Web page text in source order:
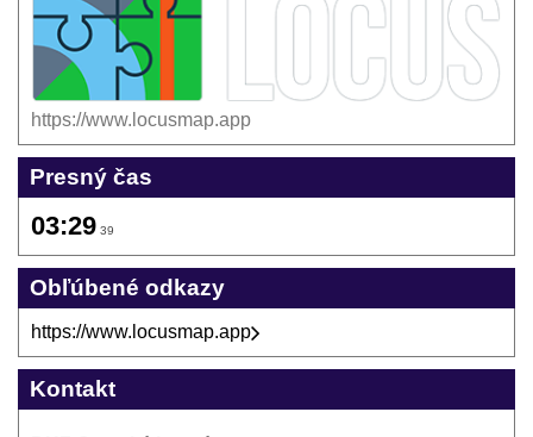
https://www.locusmap.app
Presný čas
03:29 40
Obľúbené odkazy
https://www.locusmap.app
Kontakt